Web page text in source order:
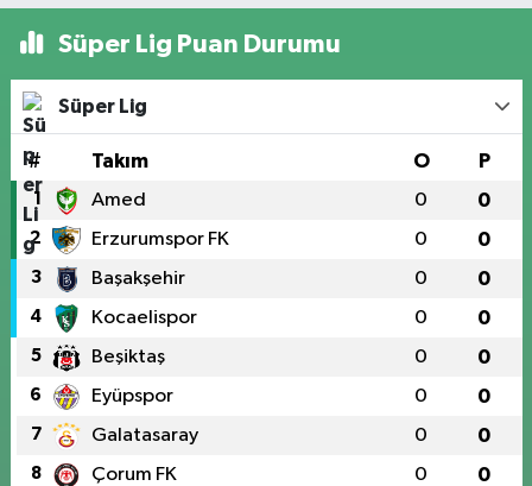
Süper Lig Puan Durumu
Süper Lig
# Takım O P
1 Amed 0 0
2 Erzurumspor FK 0 0
3 Başakşehir 0 0
4 Kocaelispor 0 0
5 Beşiktaş 0 0
6 Eyüpspor 0 0
7 Galatasaray 0 0
8 Çorum FK 0 0